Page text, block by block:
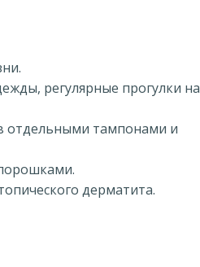
регулярные прогулки на
отдельными тампонами и
дерматита.